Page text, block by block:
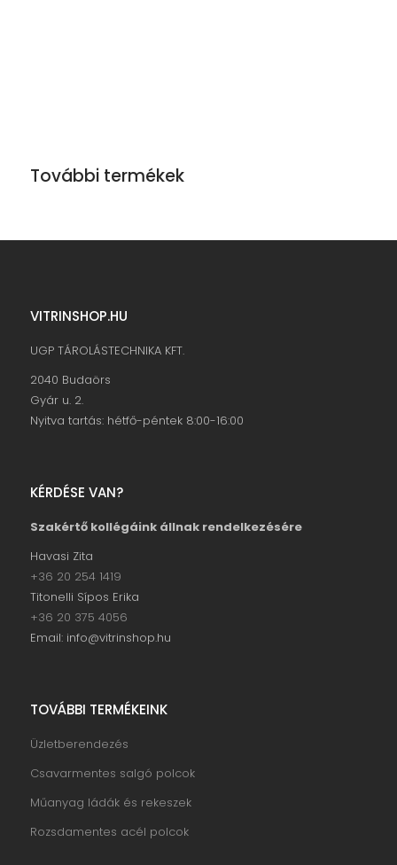
További termékek
VITRINSHOP.HU
UGP TÁROLÁSTECHNIKA KFT.
2040 Budaörs
Gyár u. 2.
Nyitva tartás: hétfő-péntek 8:00-16:00
KÉRDÉSE VAN?
Szakértő kollégáink állnak rendelkezésére
Havasi Zita
+36 20 254 1419
Titonelli Sípos Erika
+36 20 375 4056
Email: info@vitrinshop.hu
TOVÁBBI TERMÉKEINK
Üzletberendezés
Csavarmentes salgó polcok
Műanyag ládák és rekeszek
Rozsdamentes acél polcok